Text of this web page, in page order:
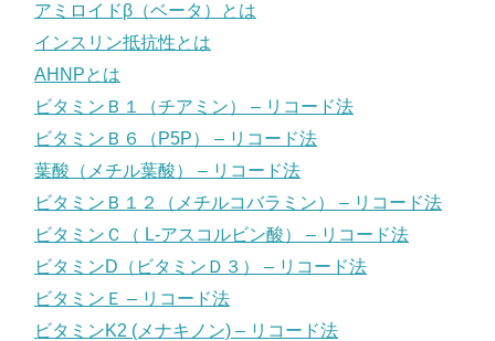
アミロイドβ（ベータ）とは
インスリン抵抗性とは
AHNPとは
ビタミンＢ１（チアミン） – リコード法
ビタミンＢ６（P5P） – リコード法
葉酸（メチル葉酸） – リコード法
ビタミンＢ１２（メチルコバラミン） – リコード法
ビタミンＣ（ L-アスコルビン酸） – リコード法
ビタミンD（ビタミンＤ３） – リコード法
ビタミンＥ – リコード法
ビタミンK2 (メナキノン) – リコード法